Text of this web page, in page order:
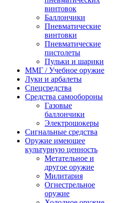
винтовок
Баллончики
Пневматические
винтовки
Пневматические
пистолеты
Пульки и шарики
ММГ / Учебное оружие
Луки и арбалеты
Спецсредства
Средства самообороны
Газовые
баллончики
Электрошокеры
Сигнальные средства
Оружие имеющее
культурную ценность
Метательное и
другое оружие
Милитария
Огнестрельное
оружие